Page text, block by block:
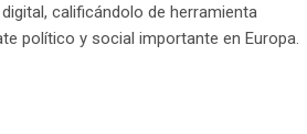
calificándolo de herramienta
político y social importante en Europa.